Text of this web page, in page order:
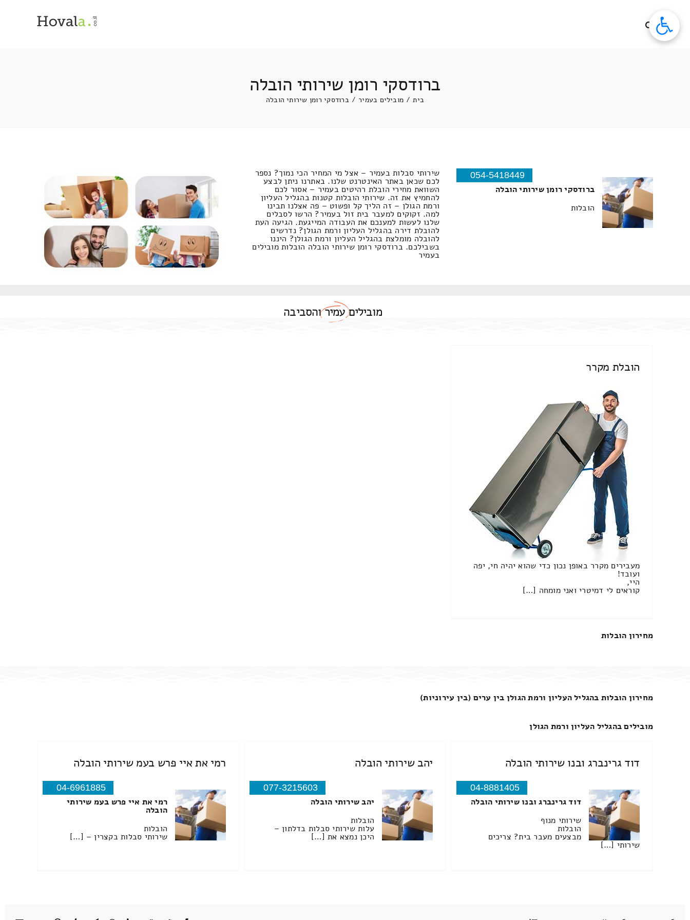
ברודסקי רומן שירותי הובלה
בית / מובילים בעמיר / ברודסקי רומן שירותי הובלה
054-5418449
ברודסקי רומן שירותי הובלה
הובלות
שירותי סבלות בעמיר – אצל מי המחיר הכי נמוך? נספר
לכם שכאן באתר האינטרנט שלנו. באתרנו ניתן לבצע
השוואת מחירי הובלת רהיטים בעמיר – אסור לכם
להחמיץ את זה. שירותי הובלות קטנות בהגליל העליון
ורמת הגולן – זה הליך קל ופשוט – פה אצלנו תבינו
למה. זקוקים למעבר בית זול בעמיר? הרשו לסבלים
שלנו לעשות למענכם את העבודה המייגעת. הגיעה העת
להובלת דירה בהגליל העליון ורמת הגולן? נדרשים
להובלה מומלצת בהגליל העליון ורמת הגולן? היננו
בשבילכם. ברודסקי רומן שירותי הובלה הובלות מובילים
בעמיר
מוביליםעמירוהסביבה
הובלת מקרר
מעבירים מקרר באופן נכון כדי שהוא יהיה חי, יפה
ועובד!
היי,
קוראים לי דמיטרי ואני מומחה […]
מחירון הובלות
מחירון הובלות בהגליל העליון ורמת הגולן בין ערים (בין עירוניות)
מובילים בהגליל העליון ורמת הגולן
דוד גרינברג ובנו שירותי הובלה
04-8881405
דוד גרינברג ובנו שירותי הובלה
שירותי מנוף
הובלות
מבצעים מעבר בית? צריכים
שירותי […]
יהב שירותי הובלה
077-3215603
יהב שירותי הובלה
הובלות
עלות שירותי סבלות בדלתון –
היכן נמצא את […]
רמי את איי פרש בעמ שירותי הובלה
04-6961885
רמי את איי פרש בעמ שירותי
הובלה
הובלות
שירותי סבלות בקצרין – […]